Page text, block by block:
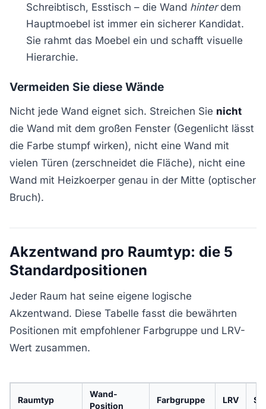
Schreibtisch, Esstisch – die Wand hinterdem
Hauptmoebel ist immer ein sicherer Kandidat.
Sie rahmt das Moebel ein und schafft visuelle
Hierarchie.
Vermeiden Sie diese Wände
Nicht jede Wand eignet sich. Streichen Sie nicht
die Wand mit dem großen Fenster (Gegenlicht lässt
die Farbe stumpf wirken), nicht eine Wand mit
vielen Türen (zerschneidet die Fläche), nicht eine
Wand mit Heizkoerper genau in der Mitte (optischer
Bruch).
Akzentwand pro Raumtyp: die 5
Standardpositionen
Jeder Raum hat seine eigene logische
Akzentwand. Diese Tabelle fasst die bewährten
Positionen mit empfohlener Farbgruppe und LRV-
Wert zusammen.
Raumtyp
Wand-
Position
Farbgruppe LRV